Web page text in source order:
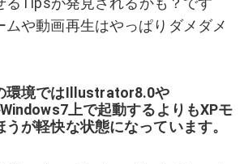
ムや動画再生はやっぱりダメダメ
環境ではIllustrator8.0や
上で起動するよりもXPモ
が軽快な状態になっています。